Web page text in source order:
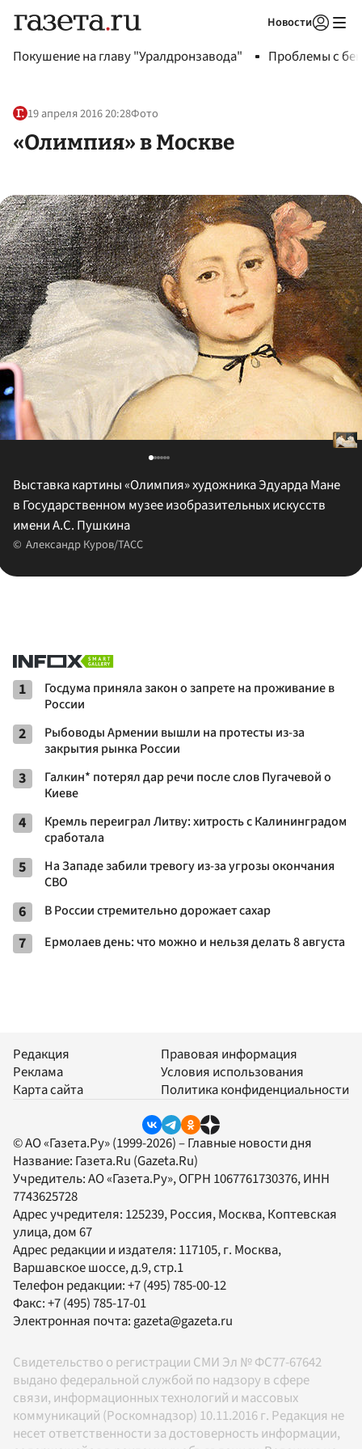
Новости
Покушение на главу "Уралдронзавода" Проблемы с
19 апреля 2016 20:28Фото
«Олимпия» в Москве
Выставка картины «Олимпия» художника Эдуарда Мане
в Государственном музее изобразительных искусств
имени А.С. Пушкина
Александр Куров/ТАСС
1
Госдума приняла закон о запрете на проживание в
России
2
Рыбоводы Армении вышли на протесты из-за
закрытия рынка России
3
Галкин* потерял дар речи после слов Пугачевой о
Киеве
4
Кремль переиграл Литву: хитрость с Калининградом
сработала
5
На Западе забили тревогу из-за угрозы окончания
СВО
6 В России стремительно дорожает сахар
7 Ермолаев день: что можно и нельзя делать 8 августа
Редакция
Реклама
Карта сайта
Правовая информация
Условия использования
Политика конфиденциальности
© АО «Газета.Ру» (1999-2026) – Главные новости дня
Название: Газета.Ru (Gazeta.Ru)
Учредитель:АО «Газета.Ру», ОГРН 1067761730376, ИНН
7743625728
Адрес учредителя: 125239, Россия, Москва, Коптевская
улица, дом 67
Адрес редакции и издателя: 117105, г. Москва,
Варшавское шоссе, д.9, стр.1
Телефон редакции:+7 (495) 785-00-12
Факс:+7 (495) 785-17-01
Электронная почта:gazeta@gazeta.ru
Свидетельство о регистрации СМИ Эл № ФС77-67642
выдано федеральной службой по надзору в сфере
связи, информационных технологий и массовых
коммуникаций (Роскомнадзор) 10.11.2016 г. Редакция не
несет ответственности за достоверность информации,